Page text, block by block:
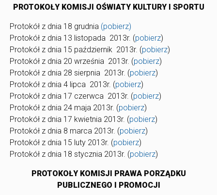
PROTOKOŁY KOMISJI OŚWIATY KULTURY I SPORTU
Protokół z dnia 18 grudnia (pobierz)
Protokół z dnia 13 listopada 2013r. (pobierz)
Protokół z dnia 15 październik 2013r. (pobierz)
Protokół z dnia 20 września 2013r. (pobierz)
Protokół z dnia 28 sierpnia 2013r. (pobierz)
Protokół z dnia 4 lipca 2013r. (pobierz)
Protokół z dnia 17 czerwca 2013r. (pobierz)
Protokół z dnia 24 maja 2013r. (pobierz)
Protokół z dnia 17 kwietnia 2013r. (pobierz)
Protokół z dnia 8 marca 2013r. (pobierz)
Protokół z dnia 15 luty 2013r. (pobierz)
Protokół z dnia 18 stycznia 2013r. (pobierz)
PROTOKOŁY KOMISJI PRAWA PORZĄDKU
PUBLICZNEGO I PROMOCJI